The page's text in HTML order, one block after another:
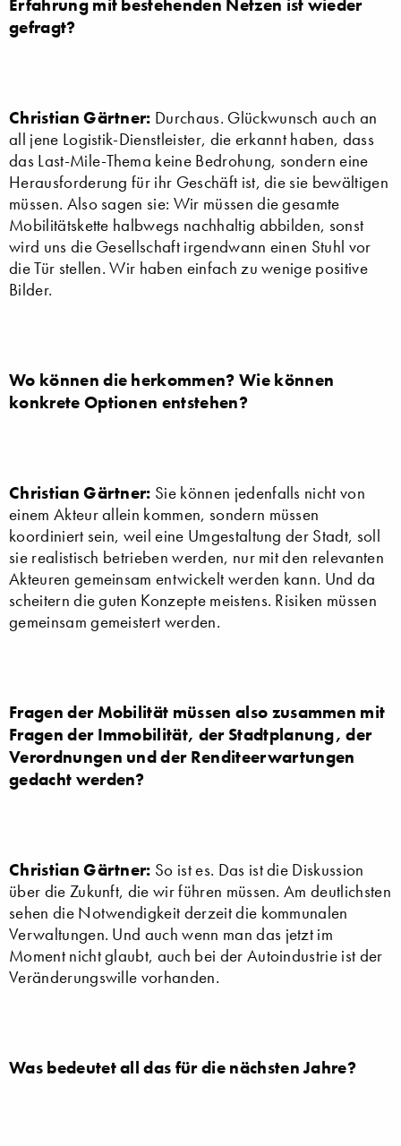
Erfahrung mit bestehenden Netzen ist wieder
gefragt?
Christian Gärtner: Durchaus. Glückwunsch auch an
all jene Logistik-Dienstleister, die erkannt haben, dass
das Last-Mile-Thema keine Bedrohung, sondern eine
Herausforderung für ihr Geschäft ist, die sie bewältigen
müssen. Also sagen sie: Wir müssen die gesamte
Mobilitätskette halbwegs nachhaltig abbilden, sonst
wird uns die Gesellschaft irgendwann einen Stuhl vor
die Tür stellen. Wir haben einfach zu wenige positive
Bilder.
Wo können die herkommen? Wie können
konkrete Optionen entstehen?
Christian Gärtner: Sie können jedenfalls nicht von
einem Akteur allein kommen, sondern müssen
koordiniert sein, weil eine Umgestaltung der Stadt, soll
sie realistisch betrieben werden, nur mit den relevanten
Akteuren gemeinsam entwickelt werden kann. Und da
scheitern die guten Konzepte meistens. Risiken müssen
gemeinsam gemeistert werden.
Fragen der Mobilität müssen also zusammen mit
Fragen der Immobilität, der Stadtplanung, der
Verordnungen und der Renditeerwartungen
gedacht werden?
Christian Gärtner: So ist es. Das ist die Diskussion
über die Zukunft, die wir führen müssen. Am deutlichsten
sehen die Notwendigkeit derzeit die kommunalen
Verwaltungen. Und auch wenn man das jetzt im
Moment nicht glaubt, auch bei der Autoindustrie ist der
Veränderungswille vorhanden.
Was bedeutet all das für die nächsten Jahre?